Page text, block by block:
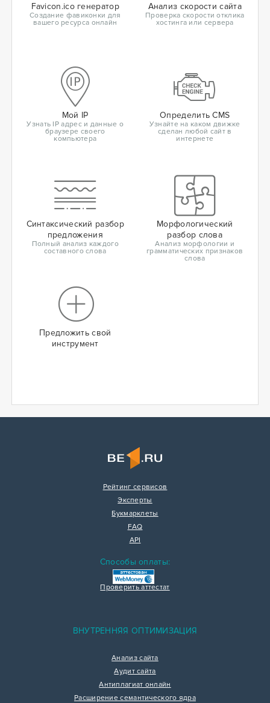
Favicon.ico генератор
Создание фавиконки для
вашего ресурса онлайн
Анализ скорости сайта
Проверка скорости отклика
хостинга или сервера
Мой IP
Узнать IP адрес и данные о
браузере своего
компьютера
Определить CMS
Узнайте на каком движке
сделан любой сайт в
интернете
Синтаксический разбор
предложения
Полный анализ каждого
составного слова
Морфологический
разбор слова
Анализ морфологии и
грамматических признаков
слова
Предложить свой
инструмент
Рейтинг сервисов
Эксперты
Букмарклеты
FAQ
API
Способы оплаты:
Проверить аттестат
ВНУТРЕННЯЯ ОПТИМИЗАЦИЯ
Анализ сайта
Аудит сайта
Антиплагиат онлайн
Расширение семантического ядра